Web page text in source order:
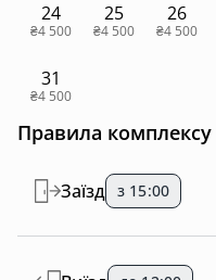
24
₴4 500
25
₴4 500
26
₴4 500
31
₴4 500
Правила комплексу
Заїзд з 15:00